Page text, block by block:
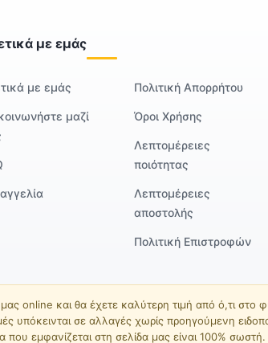
με εμάς
με εμάς
μαζί
Πολιτική Απορρήτου
Όροι Χρήσης
Λεπτομέρειες
ποιότητας
Λεπτομέρειες
αποστολής
Πολιτική Επιστροφών
online και θα έχετε καλύτερη τιμή από ό,τι στο
υπόκεινται σε αλλαγές χωρίς προηγούμενη
εμφανίζεται στη σελίδα μας είναι 100%